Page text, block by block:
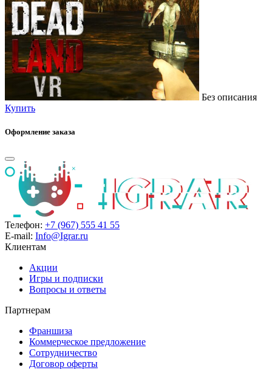
Без описания
Купить
Оформление заказа
Телефон: +7 (967) 555 41 55
E-mail: Info@Igrar.ru
Клиентам
Акции
Игры и подписки
Вопросы и ответы
Партнерам
Франшиза
Коммерческое предложение
Сотрудничество
Договор оферты